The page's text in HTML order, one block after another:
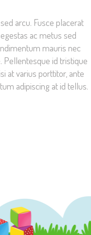
arcu. Fusce placerat
ac metus sed
mauris nec
Pellentesque id tristique
at varius porttitor, ante
adipiscing at id tellus.